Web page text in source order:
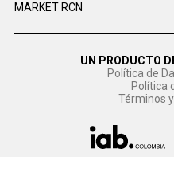
MARKET RCN
UN PRODUCTO
Política de
Política
Términos